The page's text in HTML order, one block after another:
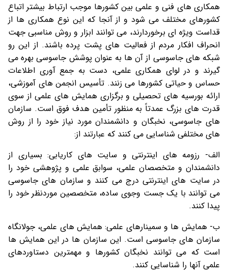
همکاری های فنی و علمی بین کشورها موجب ارتباط بیشتر اتباع
کشورهای مختلف می شود و از آنجا که این نوع همکاری ها از
قداست ویژه ای برخوردارند، می توانند ابزار و روش مناسبی جهت
انحراف افکار مردم از فعالیت های پشت پرده باشند. از این رو
شبکه های جاسوسی از آن ها به عنوان پوشش جاسوسی بهره می
گیرند و در لوای همکاری علمی، دست به جمع آوری اطلاعات
حساس و حیاتی کشورها می زنند. تأسیس انجمن های آموزشی،
ارائه بورسیه های تحصیلی و برگزاری همایش های علمی از سوی
قدرت های بزرگ عمدتاً به منظور تأمین هدف فوق است. سازمان
های جاسوسی، نخبگان و دانشمندان مورد نیاز خود را از روش
های مختلفی شناسایی می کنند که عبارتند از:
الف- رزومه های اینترنتی و سایت های کاریابی: بسیاری از
دانشمندان و متخصصان علمی، سوابق علمی و پژوهشی خود را
در سایت های اینترنتی درج می کنند و سازمان های جاسوسی
می توانند با یک جست وجوی ساده، متخصصین موردنظر خود را
پیدا کنند.
ب- همایش ها و سمینارهای علمی: همایش های علمی، جولانگاه
سازمان های جاسوسی است. این سازمان ها در این همایش ها
است که می توانند نخبگان کشورها و مهمترین دستاوردهای
علمی آنها را شناسایی کنند.